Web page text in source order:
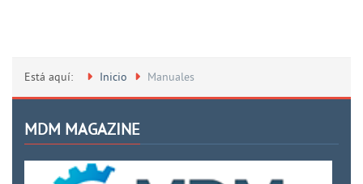
Está aquí: Inicio Manuales
MDM MAGAZINE